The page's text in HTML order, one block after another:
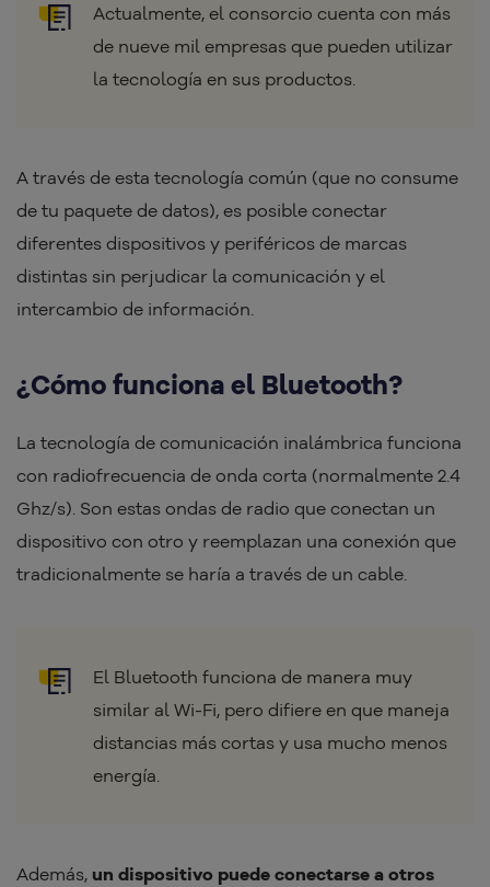
Actualmente, el consorcio cuenta con más
de nueve mil empresas que pueden utilizar
la tecnología en sus productos.
A través de esta tecnología común (que no consume
de tu paquete de datos), es posible conectar
diferentes dispositivos y periféricos de marcas
distintas sin perjudicar la comunicación y el
intercambio de información.
¿Cómo funciona el Bluetooth?
La tecnología de comunicación inalámbrica funciona
con radiofrecuencia de onda corta (normalmente 2.4
Ghz/s). Son estas ondas de radio que conectan un
dispositivo con otro y reemplazan una conexión que
tradicionalmente se haría a través de un cable.
El Bluetooth funciona de manera muy
similar al Wi-Fi, pero difiere en que maneja
distancias más cortas y usa mucho menos
energía.
Además, un dispositivo puede conectarse a otros